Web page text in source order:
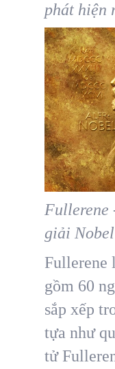
phát hiện
Fullerene
giải
Fullerene
gồm 60
sắp xếp
tựa như
tử